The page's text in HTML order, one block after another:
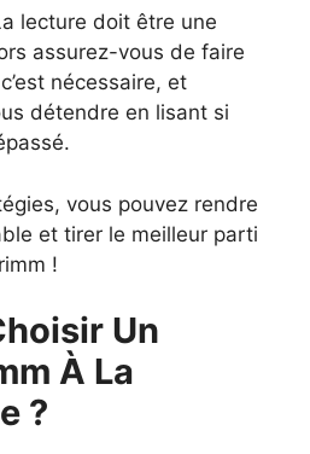
lecture doit être une
assurez-vous de faire
nécessaire, et
détendre en lisant si
vous pouvez rendre
et tirer le meilleur parti
!
Un
À La
?